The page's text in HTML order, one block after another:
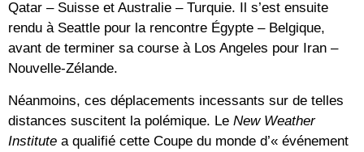
Qatar – Suisse et Australie – Turquie. Il s’est ensuite
rendu à Seattle pour la rencontre Égypte – Belgique,
avant de terminer sa course à Los Angeles pour Iran –
Nouvelle-Zélande.
Néanmoins, ces déplacements incessants sur de telles
distances suscitent la polémique. Le New Weather
Institute a qualifié cette Coupe du monde d’« événement